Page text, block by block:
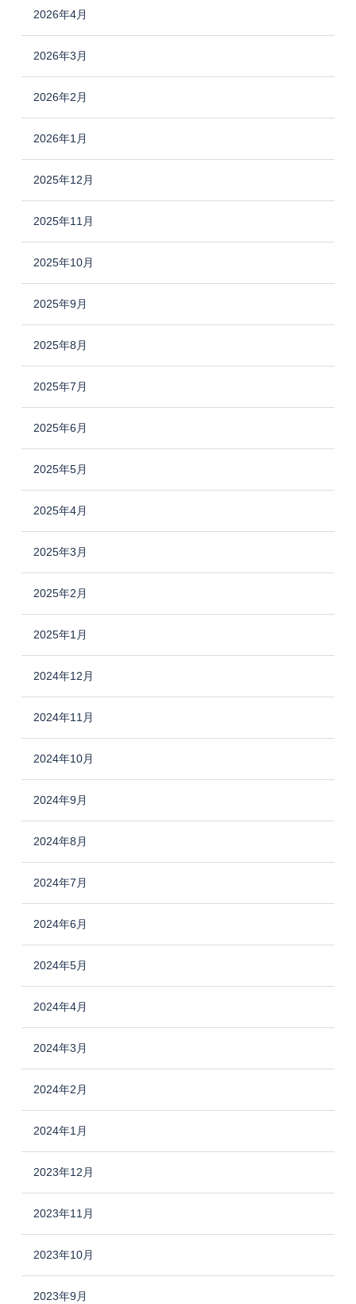
2026年4月
2026年3月
2026年2月
2026年1月
2025年12月
2025年11月
2025年10月
2025年9月
2025年8月
2025年7月
2025年6月
2025年5月
2025年4月
2025年3月
2025年2月
2025年1月
2024年12月
2024年11月
2024年10月
2024年9月
2024年8月
2024年7月
2024年6月
2024年5月
2024年4月
2024年3月
2024年2月
2024年1月
2023年12月
2023年11月
2023年10月
2023年9月